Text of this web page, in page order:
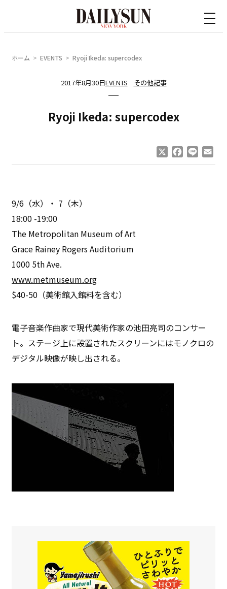
ホーム EVENTS Ryoji Ikeda: supercodex
2017年8月30日EVENTS その他記事
Ryoji Ikeda: supercodex
Facebook
Line
9/6（水）・ 7（木）
18:00 -19:00
The Metropolitan Museum of Art
Grace Rainey Rogers Auditorium
1000 5th Ave.
www.metmuseum.org
$40-50（美術館入館料を含む）
電子音楽作曲家で現代美術作家の池田亮司のコンサー
ト。ステージ上に設置されたスクリーンにはモノクロの
デジタル映像が映し出される。